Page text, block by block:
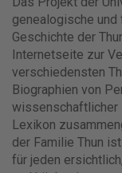
genealogische
Geschichte der
Internetseite zur
verschiedensten
Biographien von
wissenschaftlicher
Lexikon
der Familie Thun
für jeden